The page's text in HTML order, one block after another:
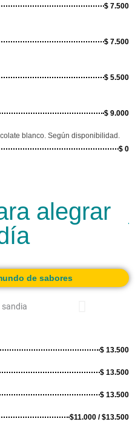
$ 7.500
$ 7.500
$ 5.500
$ 9.000
blanco. Según disponibilidad.
$ 0
alegrar
de sabores
$ 13.500
$ 13.500
$ 13.500
$11.000 / $13.500